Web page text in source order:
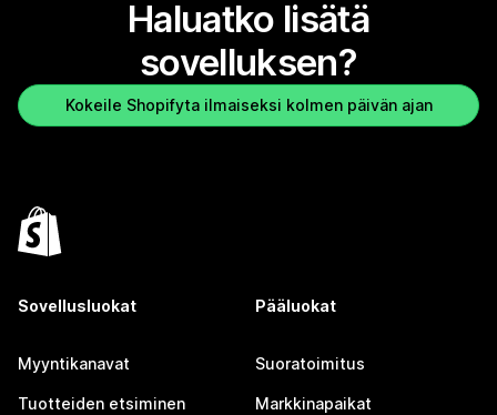
Haluatko lisätä
sovelluksen?
Kokeile Shopifyta ilmaiseksi kolmen päivän ajan
Sovellusluokat
Myyntikanavat
Tuotteiden etsiminen
Pääluokat
Suoratoimitus
Markkinapaikat